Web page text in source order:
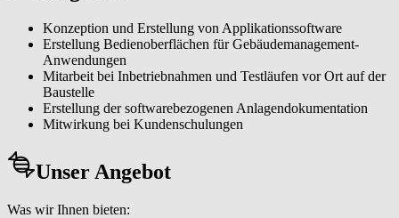
Konzeption und Erstellung von Applikationssoftware
Erstellung Bedienoberflächen für Gebäudemanagement-
Anwendungen
Mitarbeit bei Inbetriebnahmen und Testläufen vor Ort auf der
Baustelle
Erstellung der softwarebezogenen Anlagendokumentation
Mitwirkung bei Kundenschulungen
Unser Angebot
Was wir Ihnen bieten: